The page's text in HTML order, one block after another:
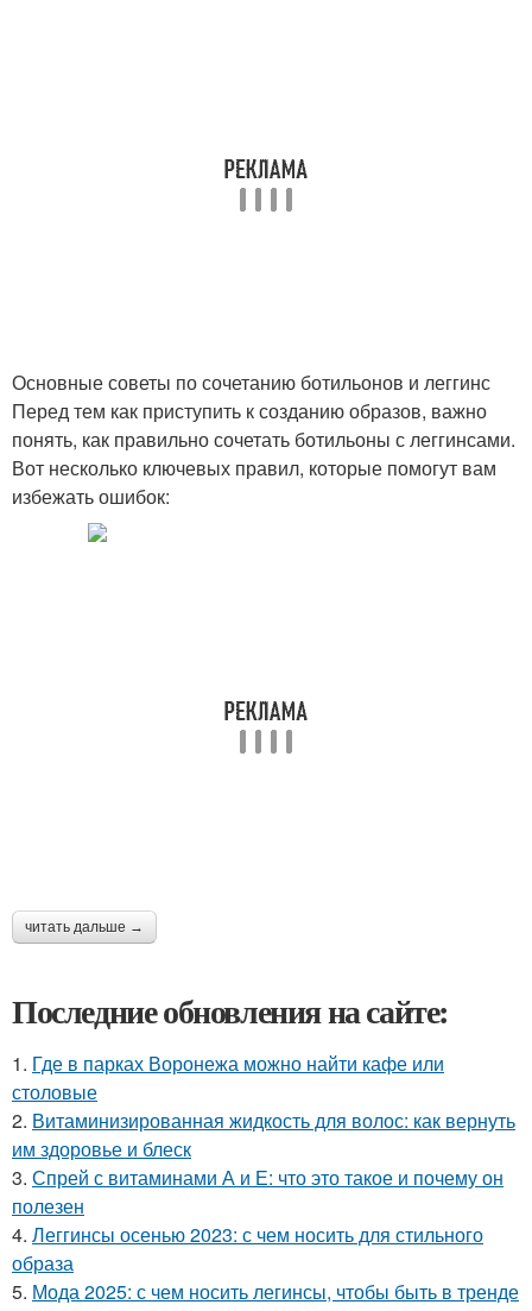
Основные советы по сочетанию ботильонов и леггинс
Перед тем как приступить к созданию образов, важно
понять, как правильно сочетать ботильоны с леггинсами.
Вот несколько ключевых правил, которые помогут вам
избежать ошибок:
читать дальше →
Последние обновления на сайте:
1. Где в парках Воронежа можно найти кафе или
столовые
2. Витаминизированная жидкость для волос: как вернуть
им здоровье и блеск
3. Спрей с витаминами А и Е: что это такое и почему он
полезен
4. Леггинсы осенью 2023: с чем носить для стильного
образа
5. Мода 2025: с чем носить легинсы, чтобы быть в тренде